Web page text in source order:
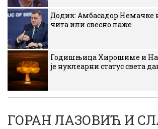
Додик: Амбасадор Немачке
чита или свесно лаже
Годишњица Хирошиме и
је нуклеарни статус света
ГОРАН ЛАЗОВИЋ И